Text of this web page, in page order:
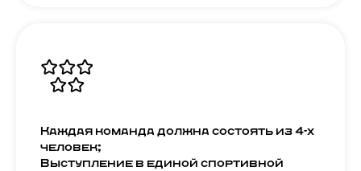
Каждая команда должна состоять из 4-х
человек;
Выступление в единой спортивной